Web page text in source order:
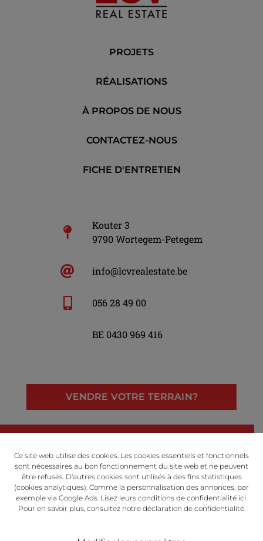
PROJETS
RÉALISATIONS
À PROPOS DE NOUS
CONTACTEZ-NOUS
FICHE D'ENTRETIEN
Kouter 3
9790 Wortegem-Petegem
info@lcvrealestate.be
056 28 49 00
BE 0430 969 416
VENDRE VOTRE TERRAIN?
Powered by
Ce site web utilise des cookies. Les cookies essentiels et fonctionnels
sont nécessaires au bon fonctionnement du site web et ne peuvent
être refusés. D'autres cookies sont utilisés à des fins statistiques
(cookies analytiques). Comme la personnalisation des annonces, par
exemple via Google Ads. Lisez leurs conditions de confidentialité ici.
Pour en savoir plus, consultez notre déclaration de confidentialité​​​​​​​.